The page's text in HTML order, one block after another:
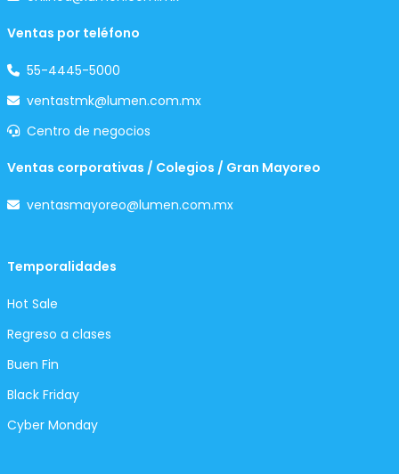
Ventas por teléfono
55-4445-5000
ventastmk@lumen.com.mx
Centro de negocios
Ventas corporativas / Colegios / Gran Mayoreo
ventasmayoreo@lumen.com.mx
Temporalidades
Hot Sale
Regreso a clases
Buen Fin
Black Friday
Cyber Monday